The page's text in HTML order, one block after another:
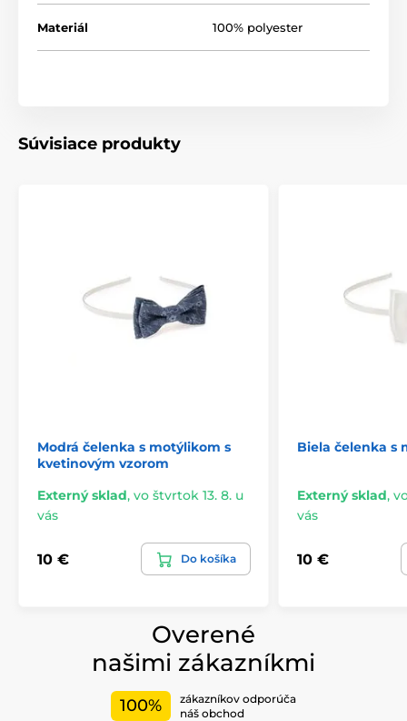
Materiál 100% polyester
Súvisiace produkty
Modrá čelenka s motýlikom s
kvetinovým vzorom
Externý sklad, vo štvrtok 13. 8. u
vás
10 € Do košíka
Biela čelenka s
Externý sklad,
vás
10 €
Overené
našimi zákazníkmi
100%
zákazníkov odporúča
náš obchod